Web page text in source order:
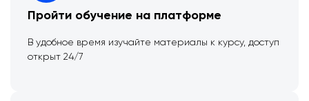
Пройти обучение на платформе
В удобное время изучайте материалы к курсу, доступ
открыт 24/7